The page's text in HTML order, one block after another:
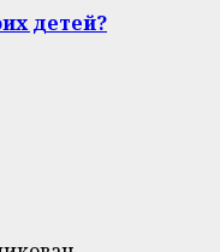
детей?